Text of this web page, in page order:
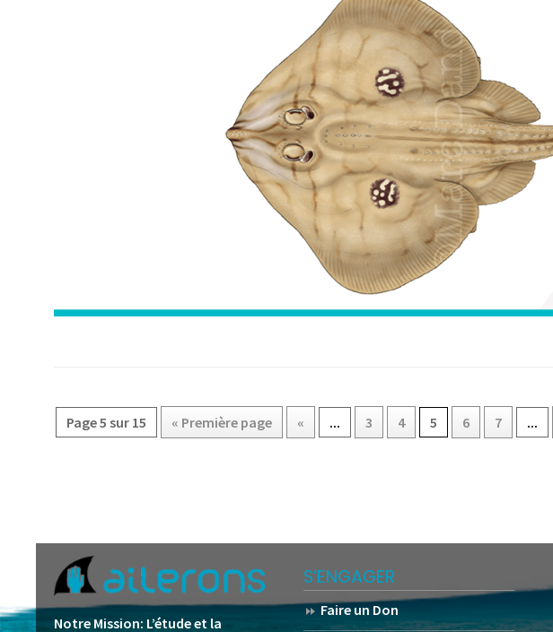
Page 5 sur 15 « Première page « ... 3 4 5 6 7 ...
Notre Mission: L’étude et la
S’ENGAGER
Faire un Don